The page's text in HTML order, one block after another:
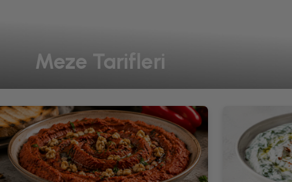
Meze Tarifleri